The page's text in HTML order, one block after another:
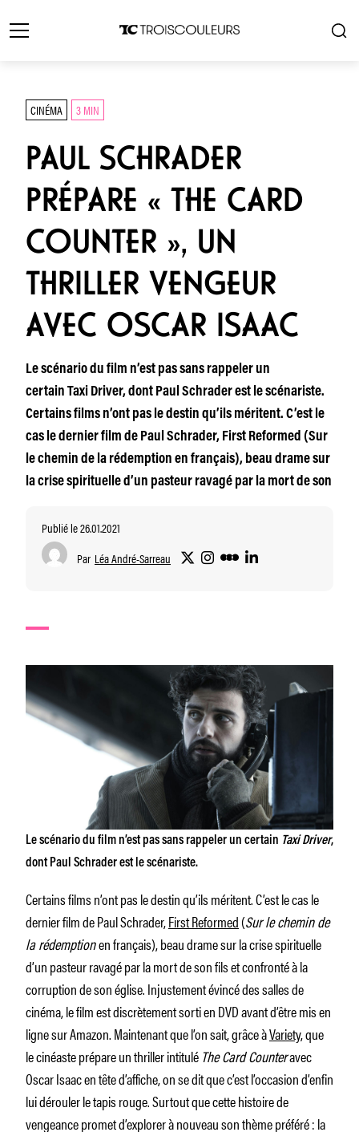
CINÉMA 3 MIN
PAUL SCHRADER
PRÉPARE « THE CARD
COUNTER », UN
THRILLER VENGEUR
AVEC OSCAR ISAAC
Le scénario du film n’est pas sans rappeler un
certain Taxi Driver, dont Paul Schrader est le scénariste.
Certains films n’ont pas le destin qu’ils méritent. C’est le
cas le dernier film de Paul Schrader, First Reformed (Sur
le chemin de la rédemption en français), beau drame sur
la crise spirituelle d’un pasteur ravagé par la mort de son
Publié le 26.01.2021
Par Léa André-Sarreau
Le scénario du film n’est pas sans rappeler un certain Taxi Driver,
dont Paul Schrader est le scénariste.
Certains films n’ont pas le destin qu’ils méritent. C’est le cas le
dernier film de Paul Schrader,First Reformed(Sur le chemin de
la rédemptionen français), beau drame sur la crise spirituelle
d’un pasteur ravagé par la mort de son fils et confronté à la
corruption de son église. Injustement évincé des salles de
cinéma, le film est discrètement sorti en DVD avant d’être mis en
ligne sur Amazon. Maintenant que l’on sait, grâce àVariety, que
le cinéaste prépare un thriller intitulé The Card Counteravec
Oscar Isaac en tête d’affiche, on se dit que c’est l’occasion d’enfin
lui dérouler le tapis rouge. Surtout que cette histoire de
vengeance promet d’explorer à nouveau son thème préféré : la